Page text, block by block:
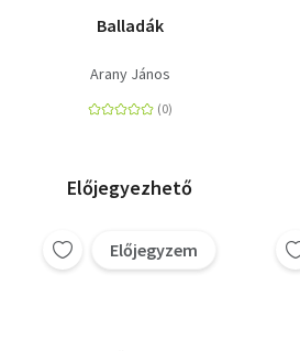
Balladák
Arany János
Előjegyezhető
Előjegyzem